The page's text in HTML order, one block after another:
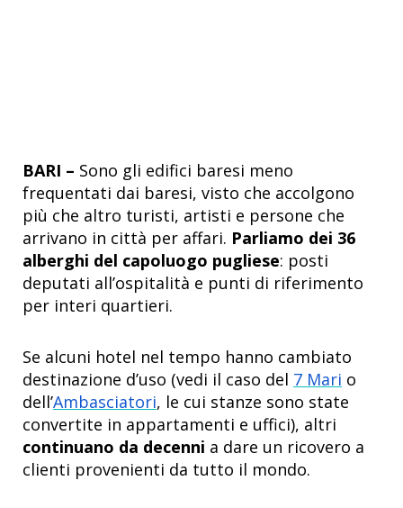
BARI – Sono gli edifici baresi meno
frequentati dai baresi, visto che accolgono
più che altro turisti, artisti e persone che
arrivano in città per affari. Parliamo dei 36
alberghi del capoluogo pugliese: posti
deputati all’ospitalità e punti di riferimento
per interi quartieri.
Se alcuni hotel nel tempo hanno cambiato
destinazione d’uso (vedi il caso del 7 Mari o
dell’Ambasciatori, le cui stanze sono state
convertite in appartamenti e uffici), altri
continuano da decenni a dare un ricovero a
clienti provenienti da tutto il mondo.